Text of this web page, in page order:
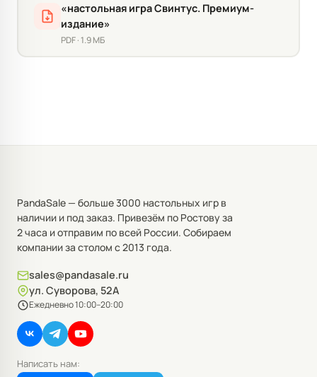
«настольная игра Свинтус. Премиум-
издание»
PDF · 1.9 МБ
PandaSale — больше 3000 настольных игр в
наличии и под заказ. Привезём по Ростову за
2 часа и отправим по всей России. Собираем
компании за столом с 2013 года.
sales@pandasale.ru
ул. Суворова, 52А
Ежедневно 10:00–20:00
Написать нам: